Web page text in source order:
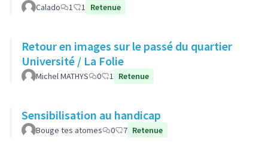
Calado 1 1 Retenue
Retour en images sur le passé du quartier
Université / La Folie
Michel MATHYS 0 1 Retenue
Sensibilisation au handicap
Bouge tes atomes 0 7 Retenue